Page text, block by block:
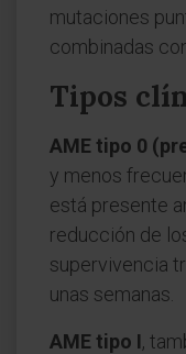
mutaciones
combinadas
Tipos
AME tipo 0
y menos
está presente
reducción de
supervivencia
unas semanas.
AME tipo I,